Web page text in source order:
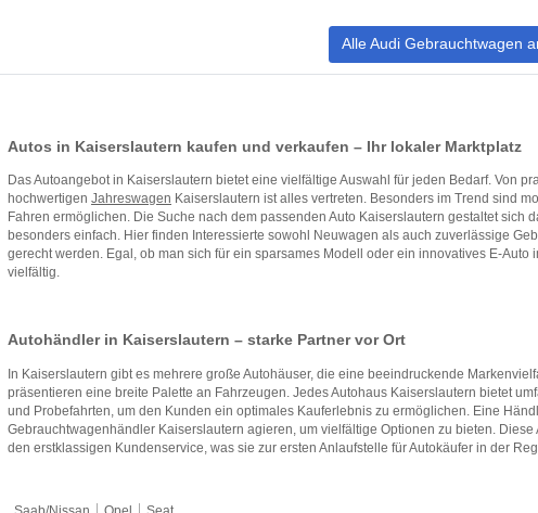
Alle Audi Gebrauchtwagen
Autos in Kaiserslautern kaufen und verkaufen – Ihr lokaler Marktplatz
Das Autoangebot in Kaiserslautern bietet eine vielfältige Auswahl für jeden Bedarf. Von
hochwertigen Jahreswagen Kaiserslautern ist alles vertreten. Besonders im Trend sind
Fahren ermöglichen. Die Suche nach dem passenden Auto Kaiserslautern gestaltet sich
besonders einfach. Hier finden Interessierte sowohl Neuwagen als auch zuverlässige
gerecht werden. Egal, ob man sich für ein sparsames Modell oder ein innovatives E-
vielfältig.
Autohändler in Kaiserslautern – starke Partner vor Ort
In Kaiserslautern gibt es mehrere große Autohäuser, die eine beeindruckende
präsentieren eine breite Palette an Fahrzeugen. Jedes Autohaus Kaiserslautern bietet
und Probefahrten, um den Kunden ein optimales Kauferlebnis zu ermöglichen. Eine
Gebrauchtwagenhändler Kaiserslautern agieren, um vielfältige Optionen zu bieten.
den erstklassigen Kundenservice, was sie zur ersten Anlaufstelle für Autokäufer in der